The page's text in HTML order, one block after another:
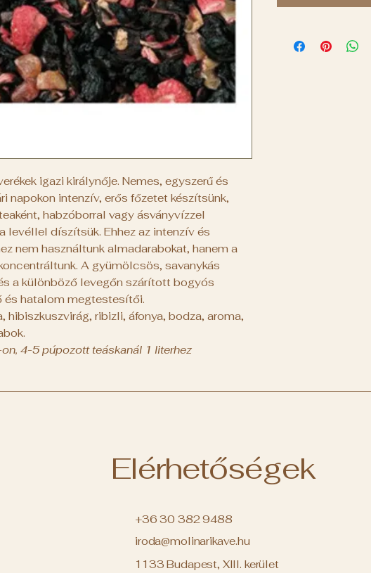
igazi királynője. Nemes, egyszerű és
napokon intenzív, erős főzetet készítsünk,
habzóborral vagy ásványvízzel
levéllel díszítsük. Ehhez az intenzív és
nem használtunk almadarabokat, hanem a
A gyümölcsös, savanykás
a különböző levegőn szárított bogyós
és hatalom megtestesítői.
hibiszkuszvirág, ribizli, áfonya, bodza, aroma,
4-5 púpozott teáskanál 1 literhez
Elérhetőségek
+36 30 382 9488
iroda@molinarikave.hu
1133 Budapest, XIII. kerület